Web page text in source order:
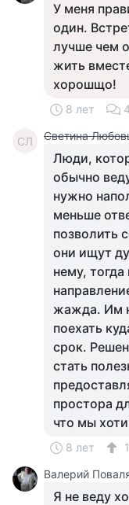
У меня
один.
лучше чем
жить
хорошщо!
8 лет 4
СЛ Светина
Люди,
обычно
нужно
меньше
позволить
они ищут
нему,
жажда. Им
поехать
срок.
стать
простора
что мы
8 лет
1
Валерий
Я не веду